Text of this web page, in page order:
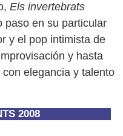
Els invertebrats
paso en su particular
y el pop intimista de
y hasta
elegancia y talento
2008